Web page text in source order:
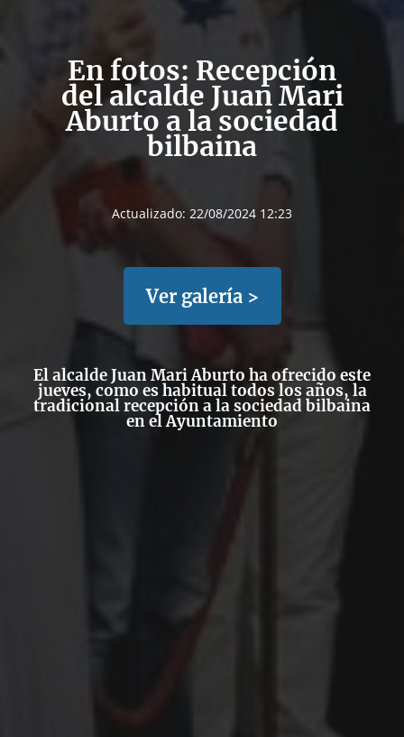
En fotos: Recepción
del alcalde Juan Mari
Aburto a la sociedad
bilbaina
Actualizado: 22/08/2024 12:23
Ver galería >
El alcalde Juan Mari Aburto ha ofrecido este
jueves, como es habitual todos los años, la
tradicionalrecepción a la sociedad bilbaina
en el Ayuntamiento